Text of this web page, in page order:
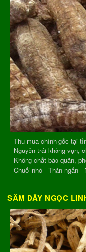
- Thu mua chính gốc tại
- Nguyên trái không vụn,
- Không chất bảo quản,
- Chuối nhỏ - Thân ngắn -
SÂM DÂY NGỌC